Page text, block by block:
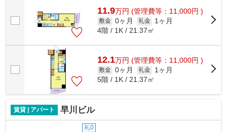
11.9万円 (管理費等：11,000円 )
敷金 0ヶ月 礼金
1ヶ月
4階 / 1K / 21.37㎡
12.1万円 (管理費等：11,000円 )
敷金 0ヶ月 礼金
1ヶ月
5階 / 1K / 21.37㎡
賃貸 | アパート 早川ビル
礼0